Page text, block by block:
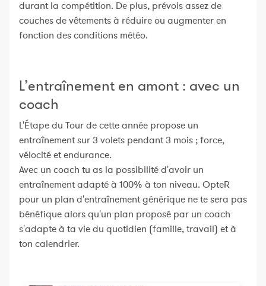
durant la compétition. De plus, prévois assez de
couches de vêtements à réduire ou augmenter en
fonction des conditions météo.
L’entraînement en amont : avec un
coach
L'Étape du Tour de cette année propose un
entraînement sur 3 volets pendant 3 mois ; force,
vélocité et endurance.
Avec un coach tu as la possibilité d'avoir un
entraînement adapté à 100% à ton niveau. OpteR
pour un plan d'entraînement générique ne te sera pas
bénéfique alors qu'un plan proposé par un coach
s'adapte à ta vie du quotidien (famille, travail) et à
ton calendrier.